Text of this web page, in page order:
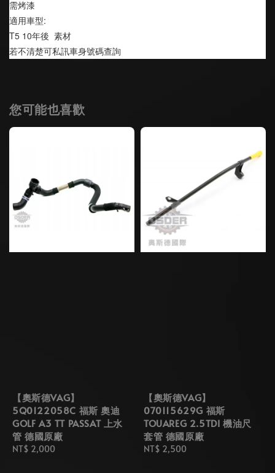
需烤漆
適用車型:
T5 10年後  素材
若不清楚可私訊車身號碼查詢
您可能也喜歡
【奧斯德VAG】
5Q0122058C 福斯 奧迪
GOLF A3 TT PASSAT 上水
管 德國原廠
Regular
NT$ 2,000
【奧斯德VAG】
070115629G 福斯
TOUAREG 2.5TDI 機油尺
套管 德國原廠
Regular
NT$ 2,500